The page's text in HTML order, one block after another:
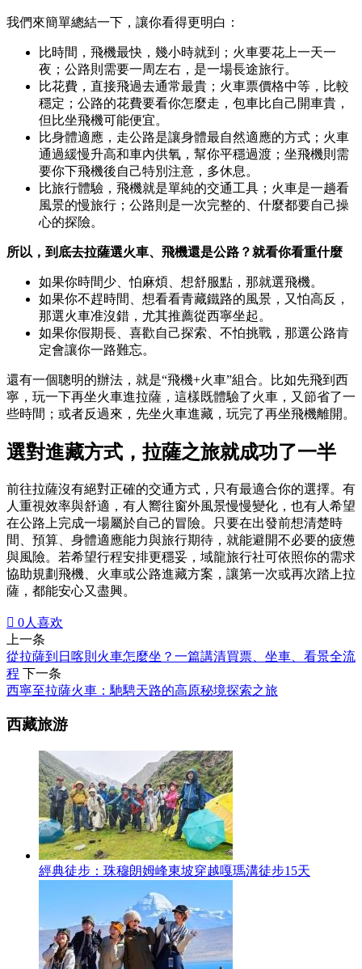
我們來簡單總結一下，讓你看得更明白：
比時間，飛機最快，幾小時就到；火車要花上一天一
夜；公路則需要一周左右，是一場長途旅行。
比花費，直接飛過去通常最貴；火車票價格中等，比較
穩定；公路的花費要看你怎麼走，包車比自己開車貴，
但比坐飛機可能便宜。
比身體適應，走公路是讓身體最自然適應的方式；火車
通過緩慢升高和車內供氧，幫你平穩過渡；坐飛機則需
要你下飛機後自己特別注意，多休息。
比旅行體驗，飛機就是單純的交通工具；火車是一趟看
風景的慢旅行；公路則是一次完整的、什麼都要自己操
心的探險。
所以，到底去拉薩選火車、飛機還是公路？就看你看重什麼
如果你時間少、怕麻煩、想舒服點，那就選飛機。
如果你不趕時間、想看看青藏鐵路的風景，又怕高反，
那選火車准沒錯，尤其推薦從西寧坐起。
如果你假期長、喜歡自己探索、不怕挑戰，那選公路肯
定會讓你一路難忘。
還有一個聰明的辦法，就是“飛機+火車”組合。比如先飛到西
寧，玩一下再坐火車進拉薩，這樣既體驗了火車，又節省了一
些時間；或者反過來，先坐火車進藏，玩完了再坐飛機離開。
選對進藏方式，拉薩之旅就成功了一半
前往拉薩沒有絕對正確的交通方式，只有最適合你的選擇。有
人重視效率與舒適，有人嚮往窗外風景慢慢變化，也有人希望
在公路上完成一場屬於自己的冒險。只要在出發前想清楚時
間、預算、身體適應能力與旅行期待，就能避開不必要的疲憊
與風險。若希望行程安排更穩妥，域龍旅行社可依照你的需求
協助規劃飛機、火車或公路進藏方案，讓第一次或再次踏上拉
薩，都能安心又盡興。
 0人喜欢
上一条
從拉薩到日喀則火車怎麼坐？一篇講清買票、坐車、看景全流
程 下一条
西寧至拉薩火車：馳騁天路的高原秘境探索之旅
西藏旅游
經典徒步：珠穆朗姆峰東坡穿越嘎瑪溝徒步15天